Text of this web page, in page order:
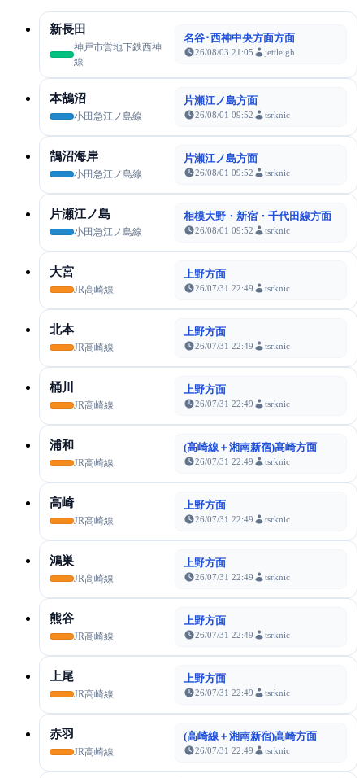
新長田
神戸市営地下鉄西神
線
名谷･西神中央方面方面
26/08/03 21:05 jettleigh
本鵠沼
小田急江ノ島線
片瀬江ノ島方面
26/08/01 09:52 tsrknic
鵠沼海岸
小田急江ノ島線
片瀬江ノ島方面
26/08/01 09:52 tsrknic
片瀬江ノ島
小田急江ノ島線
相模大野・新宿・千代田線方面
26/08/01 09:52 tsrknic
大宮
JR高崎線
上野方面
26/07/31 22:49 tsrknic
北本
JR高崎線
上野方面
26/07/31 22:49 tsrknic
桶川
JR高崎線
上野方面
26/07/31 22:49 tsrknic
浦和
JR高崎線
(高崎線＋湘南新宿)高崎方面
26/07/31 22:49 tsrknic
高崎
JR高崎線
上野方面
26/07/31 22:49 tsrknic
鴻巣
JR高崎線
上野方面
26/07/31 22:49 tsrknic
熊谷
JR高崎線
上野方面
26/07/31 22:49 tsrknic
上尾
JR高崎線
上野方面
26/07/31 22:49 tsrknic
赤羽
JR高崎線
(高崎線＋湘南新宿)高崎方面
26/07/31 22:49 tsrknic